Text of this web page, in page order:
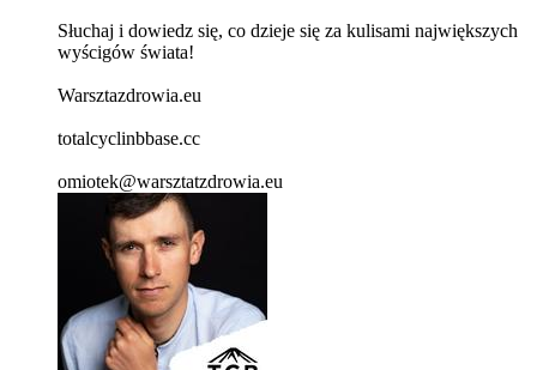
Słuchaj i dowiedz się, co dzieje się za kulisami największych
wyścigów świata!
Warsztazdrowia.eu
totalcyclinbbase.cc
omiotek@warsztatzdrowia.eu